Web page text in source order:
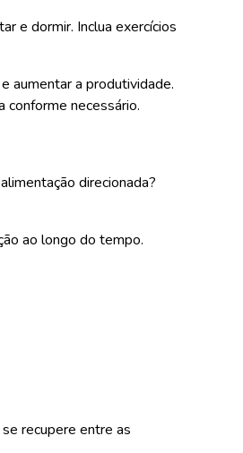
e dormir. Inclua exercícios
aumentar a produtividade.
conforme necessário.
direcionada?
ao longo do tempo.
recupere entre as